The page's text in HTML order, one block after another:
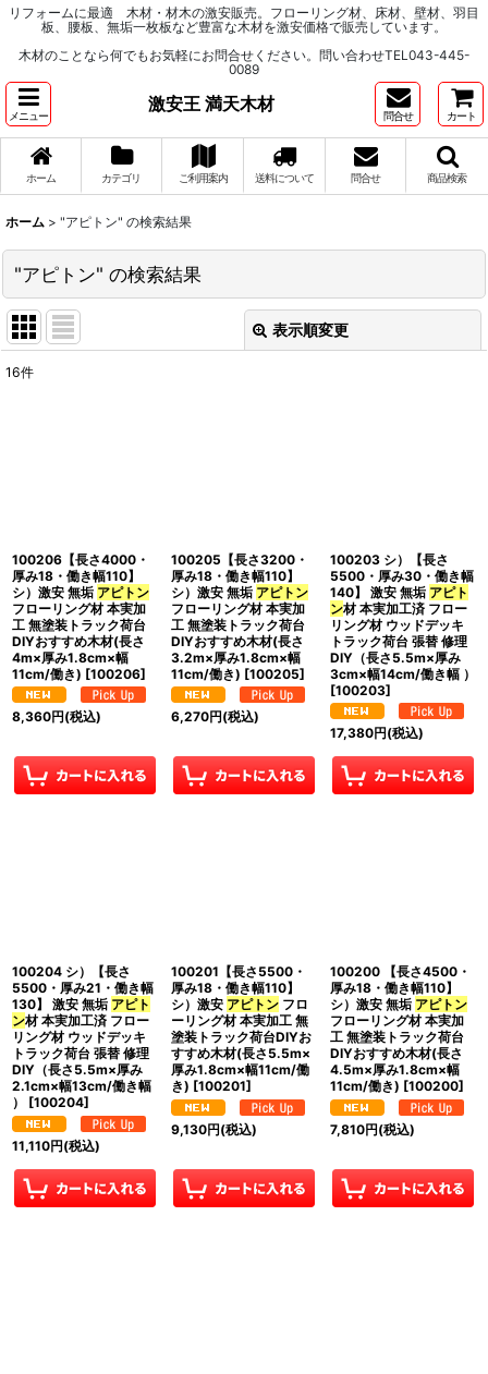
リフォームに最適 木材・材木の激安販売。フローリング材、床材、壁材、羽目
板、腰板、無垢一枚板など豊富な木材を激安価格で販売しています。
木材のことなら何でもお気軽にお問合せください。問い合わせTEL043-445-
0089
メニュー
激安王 満天木材
問合せ カート
ホーム カテゴリ ご利用案内 送料について 問合せ 商品検索
ホーム > "アピトン" の検索結果
"アピトン" の検索結果
表示順変更
絞り込む
16件
100206【長さ4000・
厚み18・働き幅110】
シ）激安 無垢 アピトン
フローリング材 本実加
工 無塗装トラック荷台
DIYおすすめ木材(長さ
4m×厚み1.8cm×幅
11cm/働き) [100206]
8,360円(税込)
100205【長さ3200・
厚み18・働き幅110】
シ）激安 無垢 アピトン
フローリング材 本実加
工 無塗装トラック荷台
DIYおすすめ木材(長さ
3.2m×厚み1.8cm×幅
11cm/働き) [100205]
6,270円(税込)
100203 シ）【長さ
5500・厚み30・働き幅
140】 激安 無垢 アピト
ン材 本実加工済 フロー
リング材 ウッドデッキ
トラック荷台 張替 修理
DIY（長さ5.5m×厚み
3cm×幅14cm/働き幅 ）
[100203]
17,380円(税込)
100204 シ）【長さ
5500・厚み21・働き幅
130】 激安 無垢 アピト
ン材 本実加工済 フロー
リング材 ウッドデッキ
トラック荷台 張替 修理
DIY（長さ5.5m×厚み
2.1cm×幅13cm/働き幅
）
[100204]
11,110円(税込)
100201【長さ5500・
厚み18・働き幅110】
シ）激安 アピトンフロ
ーリング材 本実加工 無
塗装トラック荷台DIYお
すすめ木材(長さ5.5m×
厚み1.8cm×幅11cm/働
き) [100201]
9,130円(税込)
100200 【長さ4500・
厚み18・働き幅110】
シ）激安 無垢 アピトン
フローリング材 本実加
工 無塗装トラック荷台
DIYおすすめ木材(長さ
4.5m×厚み1.8cm×幅
11cm/働き) [100200]
7,810円(税込)